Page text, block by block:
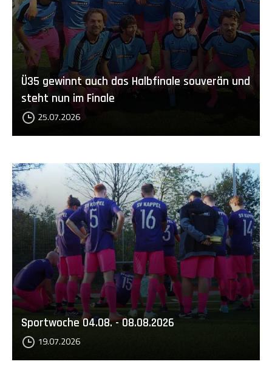
Ü35 gewinnt auch das Halbfinale souverän und
steht nun im Finale
25.07.2026
Sportwoche 04.08. - 08.08.2026
19.07.2026